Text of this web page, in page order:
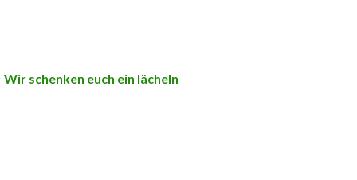
Wir schenken euch ein lächeln